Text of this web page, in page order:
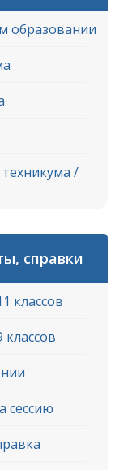
образовании
/
справки
классов
сессию